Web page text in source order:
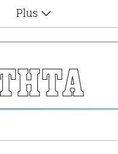
Plus
Αφιερώματα
Ζώδια